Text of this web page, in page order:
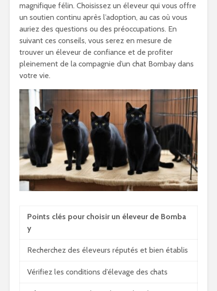
magnifique félin. Choisissez un éleveur qui vous offre
un soutien continu après l’adoption, au cas où vous
auriez des questions ou des préoccupations. En
suivant ces conseils, vous serez en mesure de
trouver un éleveur de confiance et de profiter
pleinement de la compagnie d’un chat Bombay dans
votre vie.
Points clés pour choisir un éleveur de Bomba
y
Recherchez des éleveurs réputés et bien établis
Vérifiez les conditions d’élevage des chats